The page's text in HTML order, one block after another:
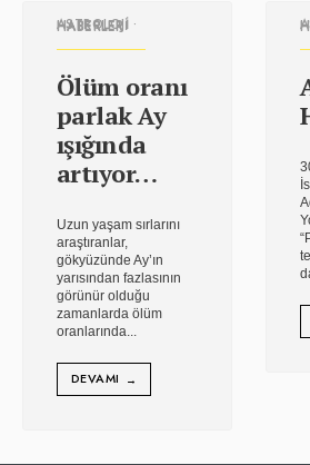
ASTROLOJI HABERLERI•
HABERLER
Ölüm oranı
parlak Ay
ışığında
artıyor…
Uzun yaşam sırlarını
araştıranlar,
gökyüzünde Ay’ın
yarısından fazlasının
görünür olduğu
zamanlarda ölüm
oranlarında...
DEVAMI →